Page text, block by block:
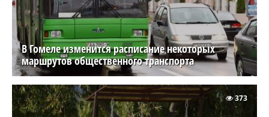
В Гомеле изменится расписание некоторых
маршрутов общественного транспорта
373